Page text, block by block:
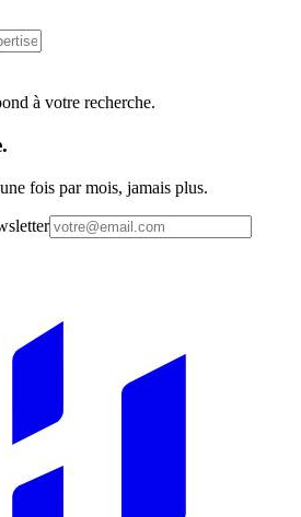
à votre recherche.
fois par mois, jamais plus.